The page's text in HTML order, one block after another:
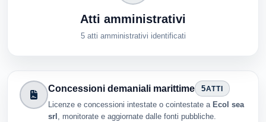
Atti amministrativi
5 atti amministrativi identificati
Concessioni demaniali marittime 5ATTI
Licenze e concessioni intestate o cointestate a Ecol sea
srl , monitorate e aggiornate dalle fonti pubbliche.